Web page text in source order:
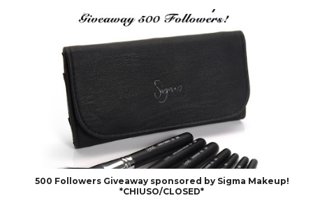
500 Followers Giveaway sponsored by Sigma Makeup!
*CHIUSO/CLOSED*